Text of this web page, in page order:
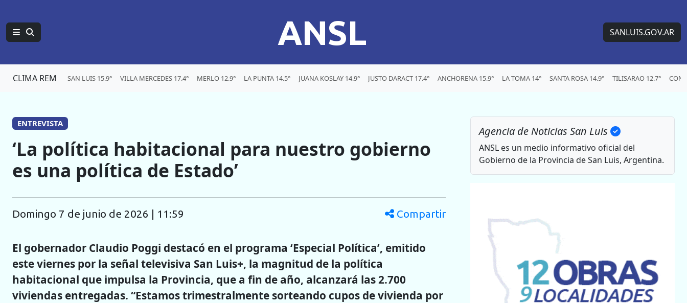
ANSL SANLUIS.GOV.AR
CLIMA REM SAN LUIS 15.9° VILLA MERCEDES 17.4° MERLO 12.9° LA PUNTA 14.5° JUANA KOSLAY 14.9° JUSTO DARACT 17.4° ANCHORENA 15.9° LA TOMA 14° SANTA ROSA 14.9° TILISARAO 12.7°
ENTREVISTA
‘La política habitacional para nuestro gobierno
es una política de Estado’
domingo 7 de junio de 2026 | 11:59 Compartir
El gobernador Claudio Poggi destacó en el programa ‘Especial Política’, emitido
este viernes por la señal televisiva San Luis+, la magnitud de la política
habitacional que impulsa la Provincia, que a fin de año, alcanzará las 2.700
viviendas entregadas. “Estamos trimestralmente sorteando cupos de vivienda por
Agencia de Noticias San Luis
ANSL es un medio informativo oficial del
Gobierno de la Provincia de San Luis, Argentina.